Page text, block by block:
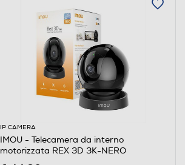
IP CAMERA
IMOU - Telecamera da interno
motorizzata REX 3D 3K-NERO